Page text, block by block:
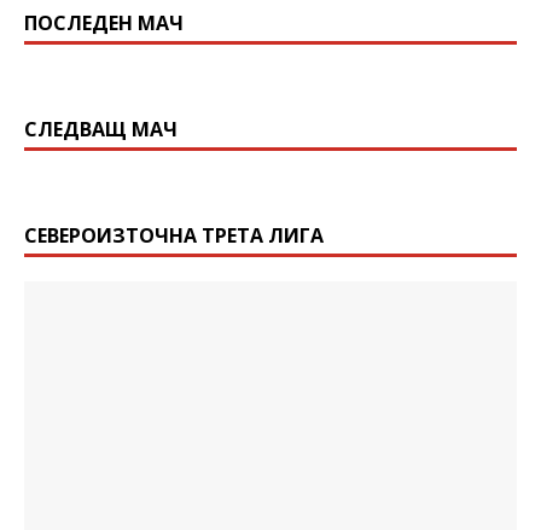
ПОСЛЕДЕН МАЧ
СЛЕДВАЩ МАЧ
СЕВЕРОИЗТОЧНА ТРЕТА ЛИГА